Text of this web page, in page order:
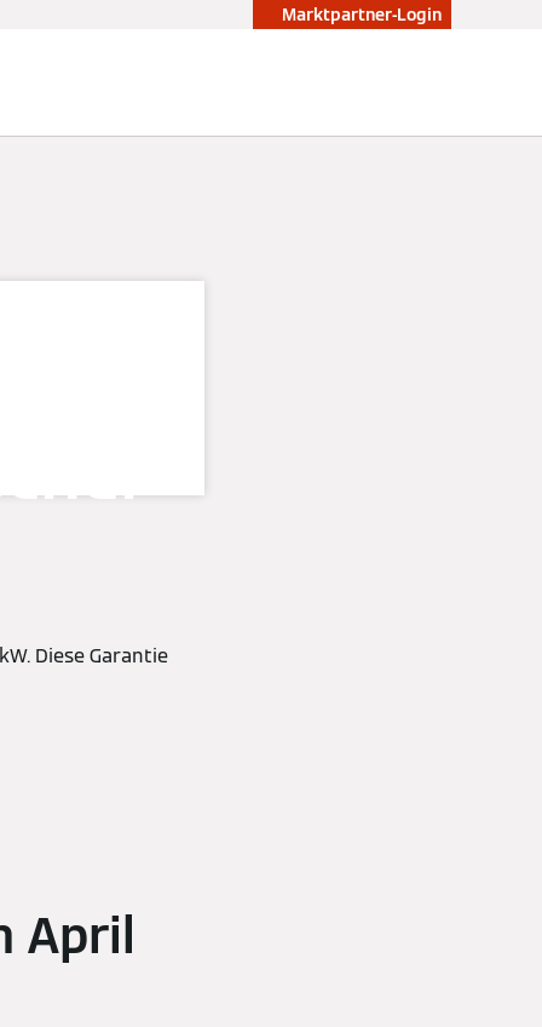
Marktpartner-Login
Diese Garantie
April